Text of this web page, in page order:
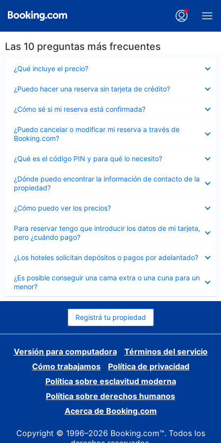
Las 10 preguntas más frecuentes
¿Qué incluye el precio?
cerrado
¿Puedo hacer una reserva sin tarjeta de crédito?
cerrado
¿Cómo sé si mi reserva está confirmada?
cerrado
¿Puedo cancelar o modificar mi reserva a través de
Booking.com?
cerrado
¿Qué es el código PIN y para qué lo necesito?
cerrado
¿Dónde puedo encontrar la información de contacto de la
propiedad?
cerrado
¿Cómo puedo ver los precios?
cerrado
Para reservar tengo que introducir los datos de mi tarjeta,
pero ¿cuándo pago?
cerrado
¿Los hoteles solicitan depósitos o pagos por adelantado?
cerrado
¿Es posible conseguir una cama extra o una cuna para un
menor?
cerrado
Registrá tu propiedad
Versión para computadora
Términos del servicio
Cómo trabajamos
Política de privacidad
Política sobre esclavitud moderna
Política sobre derechos humanos
Acerca de Booking.com
Copyright © 1996–2026 Booking.com™. Todos los